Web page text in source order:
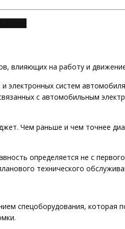
влияющих на работу и
систем
с автомобильным
Чем раньше и чем точнее
определяется не с
технического
спецоборудования, которая